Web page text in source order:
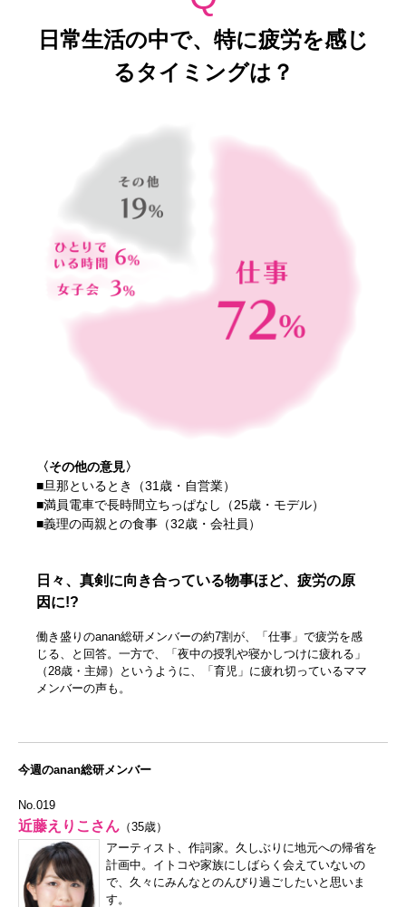
日常生活の中で、 特に疲労を感じ
るタイミングは？
〈その他の意見〉
■旦那といるとき（31歳・自営業）
■満員電車で長時間立ちっぱなし（25歳・モデル）
■義理の両親との食事（32歳・会社員）
日々、真剣に向き合っている物事ほど、疲労の原
因に!?
働き盛りのanan総研メンバーの約7割が、「仕事」で疲労を感
じる、と回答。一方で、「夜中の授乳や寝かしつけに疲れる」
（28歳・主婦）というように、「育児」に疲れ切っているママ
メンバーの声も。
今週のanan総研メンバー
No.019
近藤えりこさん （35歳）
アーティスト、作詞家。久しぶりに地元への帰省を
計画中。イトコや家族にしばらく会えていないの
で、久々にみんなとのんびり過ごしたいと思いま
す。